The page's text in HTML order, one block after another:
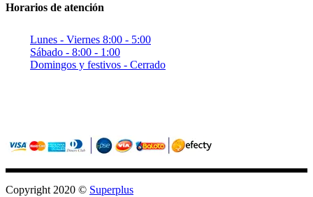
Horarios de atención
Lunes - Viernes 8:00 - 5:00
Sábado - 8:00 - 1:00
Domingos y festivos - Cerrado
Copyright 2020 © Superplus